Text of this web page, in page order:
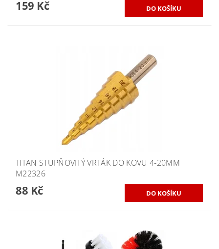
159 Kč
TITAN STUPŇOVITÝ VRTÁK DO KOVU 4-20MM
M22326
88 Kč